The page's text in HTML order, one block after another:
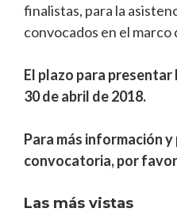
finalistas, para la
convocados en el marco
El plazo para
30 de abril de 2018.
Para más información
convocatoria, por favor
Las más vistas